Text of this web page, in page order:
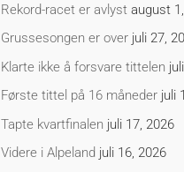
Rekord-racet er avlyst august
Grussesongen er over juli 27,
Klarte ikke å forsvare tittelen
Første tittel på 16 måneder juli
Tapte kvartfinalen juli 17, 2026
Videre i Alpeland juli 16, 2026